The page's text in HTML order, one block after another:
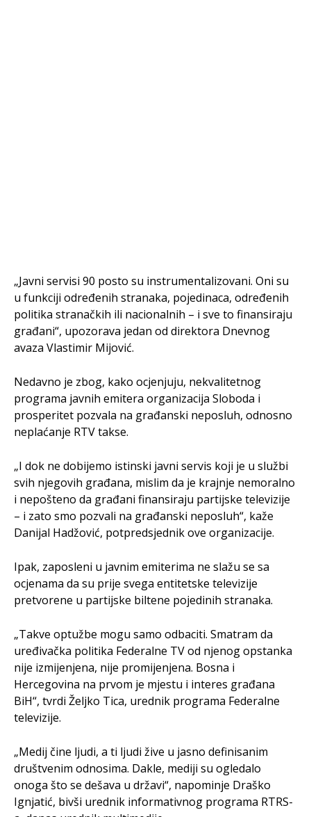
„Javni servisi 90 posto su instrumentalizovani. Oni su
u funkciji određenih stranaka, pojedinaca, određenih
politika stranačkih ili nacionalnih – i sve to finansiraju
građani“, upozorava jedan od direktora Dnevnog
avaza Vlastimir Mijović.
Nedavno je zbog, kako ocjenjuju, nekvalitetnog
programa javnih emitera organizacija Sloboda i
prosperitet pozvala na građanski neposluh, odnosno
neplaćanje RTV takse.
„I dok ne dobijemo istinski javni servis koji je u službi
svih njegovih građana, mislim da je krajnje nemoralno
i nepošteno da građani finansiraju partijske televizije
– i zato smo pozvali na građanski neposluh“, kaže
Danijal Hadžović, potpredsjednik ove organizacije.
Ipak, zaposleni u javnim emiterima ne slažu se sa
ocjenama da su prije svega entitetske televizije
pretvorene u partijske biltene pojedinih stranaka.
„Takve optužbe mogu samo odbaciti. Smatram da
uređivačka politika Federalne TV od njenog opstanka
nije izmijenjena, nije promijenjena. Bosna i
Hercegovina na prvom je mjestu i interes građana
BiH“, tvrdi Željko Tica, urednik programa Federalne
televizije.
„Medij čine ljudi, a ti ljudi žive u jasno definisanim
društvenim odnosima. Dakle, mediji su ogledalo
onoga što se dešava u državi“, napominje Draško
Ignjatić, bivši urednik informativnog programa RTRS-